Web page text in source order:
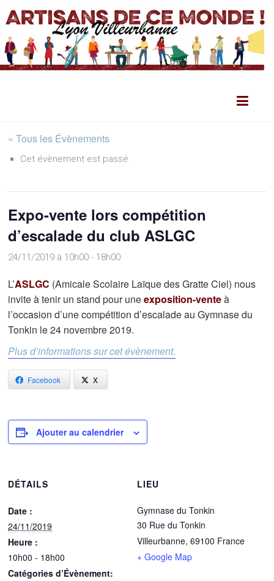
« Tous les Évènements
Cet évènement est passé.
Expo-vente lors compétition
d’escalade du club ASLGC
24/11/2019 à 10h00 - 18h00
L’ASLGC (Amicale Scolaire Laïque des Gratte Ciel) nous
invite à tenir un stand pour uneexposition-venteà
l’occasion d’une compétition d’escalade au Gymnase du
Tonkin le 24 novembre 2019.
Plus d’informations sur cet évènement.
Facebook X
Ajouter au calendrier
DÉTAILS
Date :
24/11/2019
Heure :
10h00 - 18h00
Catégories d’Évènement:
LIEU
Gymnase du Tonkin
30 Rue du Tonkin
Villeurbanne, 69100 France
+ Google Map